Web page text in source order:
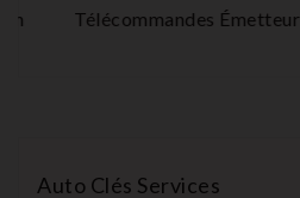
Télécommandes Émetteurs
Auto Clés Services